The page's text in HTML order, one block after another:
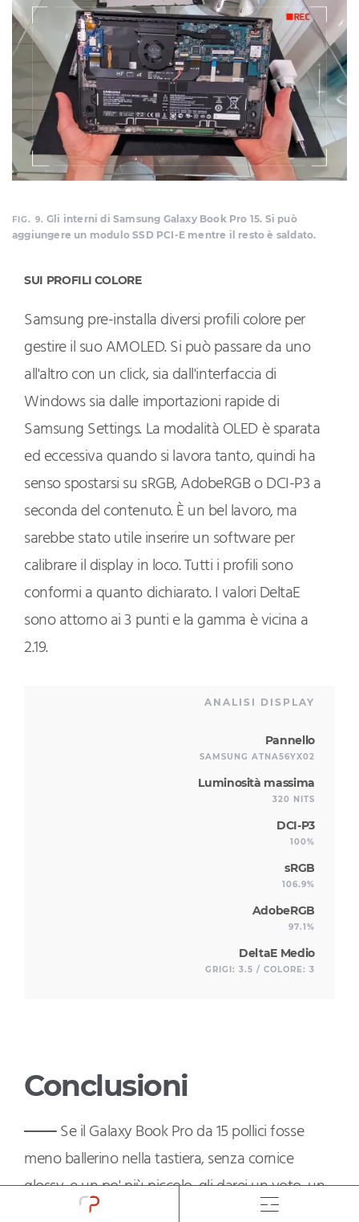
FIG. 9. Gli interni di Samsung Galaxy Book Pro 15. Si può
aggiungere un modulo SSD PCI-E mentre il resto è saldato.
SUI PROFILI COLORE
Samsung pre-installa diversi profili colore per
gestire il suo AMOLED. Si può passare da uno
all'altro con un click, sia dall'interfaccia di
Windows sia dalle importazioni rapide di
Samsung Settings. La modalità OLED è sparata
ed eccessiva quando si lavora tanto, quindi ha
senso spostarsi su sRGB, AdobeRGB o DCI-P3 a
seconda del contenuto. È un bel lavoro, ma
sarebbe stato utile inserire un software per
calibrare il display in loco. Tutti i profili sono
conformi a quanto dichiarato. I valori DeltaE
sono attorno ai 3 punti e la gamma è vicina a
2.19.
ANALISI DISPLAY
Pannello
SAMSUNG ATNA56YX02
Luminosità massima
320 NITS
DCI-P3
100%
sRGB
106.9%
AdobeRGB
97.1%
DeltaE Medio
GRIGI: 3.5 / COLORE: 3
Conclusioni
Se il Galaxy Book Pro da 15 pollici fosse
meno ballerino nella tastiera, senza cornice
glossy, e un po' più piccolo,gli darei un voto, un
grosso 9/10. Supporta Linux ma fa qualcosa